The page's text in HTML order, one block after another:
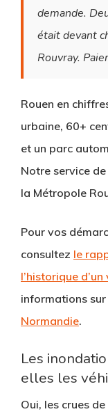
demande.
était devant
Rouvray.
Rouen en
urbaine, 60+
et un parc
Notre service
la Métropole
Pour vos
consultez le
l’historique
informations sur
Normandie.
Les
elles les
Oui, les crues